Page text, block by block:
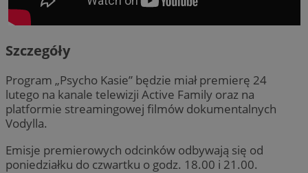
Szczegóły
Program „Psycho Kasie” będzie miał premierę 24
lutego na kanale telewizji Active Family oraz na
platformie streamingowej filmów dokumentalnych
Vodylla.
Emisje premierowych odcinków odbywają się od
poniedziałku do czwartku o godz. 18.00 i 21.00.